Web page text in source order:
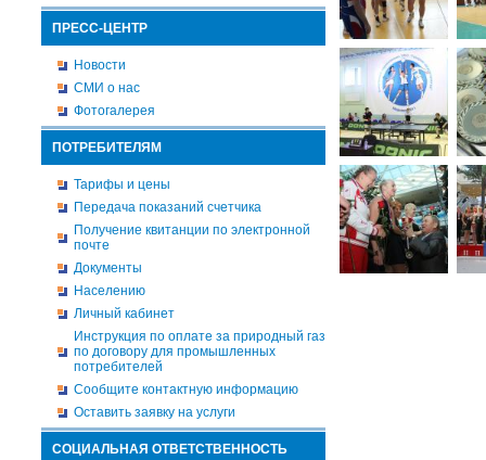
ПРЕСС-ЦЕНТР
Новости
СМИ о нас
Фотогалерея
ПОТРЕБИТЕЛЯМ
Тарифы и цены
Передача показаний счетчика
Получение квитанции по электронной
почте
Документы
Населению
Личный кабинет
Инструкция по оплате за природный газ
по договору для промышленных
потребителей
Сообщите контактную информацию
Оставить заявку на услуги
СОЦИАЛЬНАЯ ОТВЕТСТВЕННОСТЬ